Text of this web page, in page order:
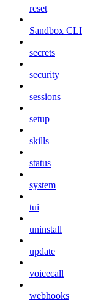
reset
Sandbox CLI
secrets
security
sessions
setup
skills
status
system
tui
uninstall
update
voicecall
webhooks